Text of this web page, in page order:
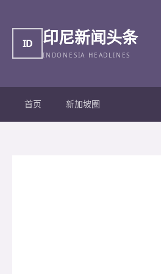
ID 印尼新闻头条
INDONESIA HEADLINES
首页 新加坡圈